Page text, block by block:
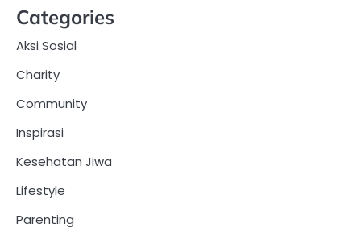
Categories
Aksi Sosial
Charity
Community
Inspirasi
Kesehatan Jiwa
Lifestyle
Parenting